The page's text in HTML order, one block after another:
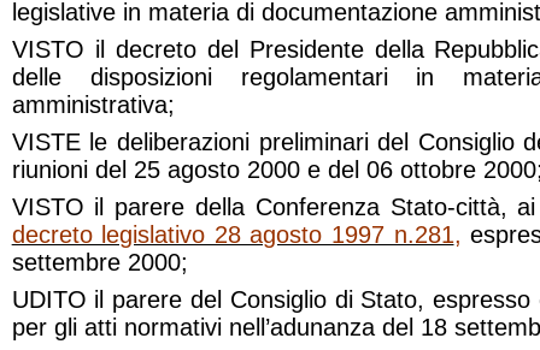
legislative in materia di documentazione
VISTO il decreto del Presidente della
delle disposizioni regolamentari in
amministrativa;
VISTE le deliberazioni preliminari del Consiglio
riunioni del 25 agosto 2000 e del 06 ottobre
VISTO il parere della Conferenza Stato-città, ai
decreto legislativo 28 agosto 1997 n.281,
settembre 2000;
UDITO il parere del Consiglio di Stato, espresso
per gli atti normativi nell’adunanza del 18